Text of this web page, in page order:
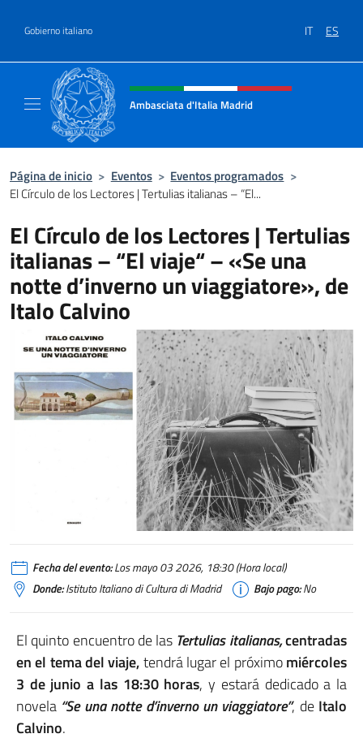
Gobierno italiano IT ES
Encabezado del sitio web,
Ambasciata d'Italia Madrid
Página de inicio > Eventos > Eventos programados >
El Círculo de los Lectores | Tertulias italianas – “El...
El Círculo de los Lectores | Tertulias
italianas – “El viaje“ – «Se una
notte d’inverno un viaggiatore», de
Italo Calvino
Fecha del evento:Los mayo 03 2026, 18:30 (Hora local)
Donde:Istituto Italiano di Cultura di Madrid Bajo pago:No
El quinto encuentro de las Tertulias italianas,centradas
en el tema del viaje,tendrá lugar el próximomiércoles
3 de junio a las 18:30 horas, y estará dedicado a la
novela “Se una notte d’inverno un viaggiatore”, de Italo
Calvino.